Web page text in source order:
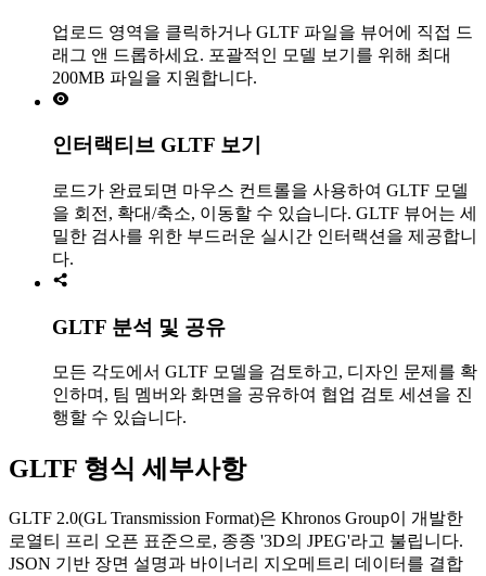
업로드 영역을 클릭하거나 GLTF 파일을 뷰어에 직접 드
래그 앤 드롭하세요. 포괄적인 모델 보기를 위해 최대
200MB 파일을 지원합니다.
인터랙티브 GLTF 보기
로드가 완료되면 마우스 컨트롤을 사용하여 GLTF 모델
을 회전, 확대/축소, 이동할 수 있습니다. GLTF 뷰어는 세
밀한 검사를 위한 부드러운 실시간 인터랙션을 제공합니
다.
GLTF 분석 및 공유
모든 각도에서 GLTF 모델을 검토하고, 디자인 문제를 확
인하며, 팀 멤버와 화면을 공유하여 협업 검토 세션을 진
행할 수 있습니다.
GLTF 형식 세부사항
GLTF 2.0(GL Transmission Format)은 Khronos Group이 개발한
로열티 프리 오픈 표준으로, 종종 '3D의 JPEG'라고 불립니다.
JSON 기반 장면 설명과 바이너리 지오메트리 데이터를 결합